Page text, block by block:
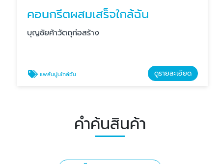
คอนกรีตผสมเสร็จใกล้ฉัน
บุญชัยค้าวัตถุก่อสร้าง
แพล้นปูนใกล้ฉัน ดูรายละเอียด
คำค้นสินค้า